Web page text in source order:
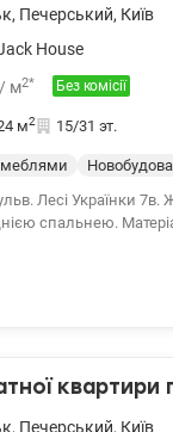
, Печерський, Київ
House
/ м2* Без комісії
м2 15/31 эт.
Новобудова
Jack House. Квартира з новим ремонтом у
спальнею.
квартири
, Печерський, Київ